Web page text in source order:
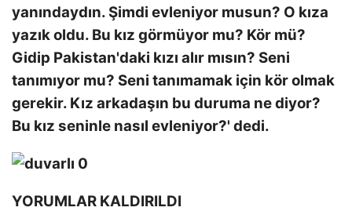
yanındaydın. Şimdi evleniyor musun? O kıza
yazık oldu. Bu kız görmüyor mu? Kör mü?
Gidip Pakistan'daki kızı alır mısın? Seni
tanımıyor mu? Seni tanımamak için kör olmak
gerekir. Kız arkadaşın bu duruma ne diyor?
Bu kız seninle nasıl evleniyor?' dedi.
YORUMLAR KALDIRILDI